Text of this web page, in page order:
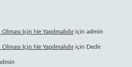
Için Ne Yapılmalıdıriçin admin
Için Ne Yapılmalıdıriçin Dede